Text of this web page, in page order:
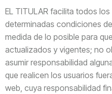
EL TITULAR facilita todos
determinadas condiciones
medida de lo posible para
actualizados y vigentes; no
asumir responsabilidad
que realicen los usuarios
web, cuya responsabilidad